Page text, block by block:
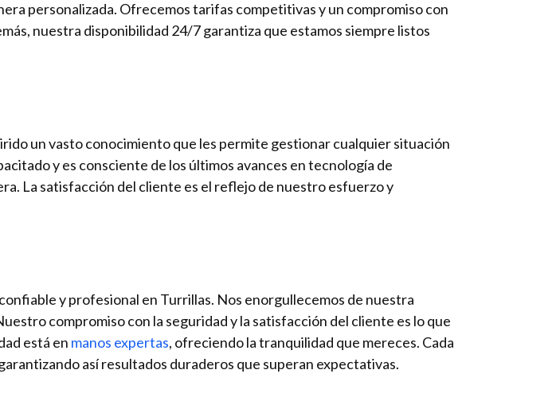
personalizada. Ofrecemos tarifas competitivas y un compromiso con
nuestra disponibilidad 24/7 garantiza que estamos siempre listos
un vasto conocimiento que les permite gestionar cualquier situación
y es consciente de los últimos avances en tecnología de
La satisfacción del cliente es el reflejo de nuestro esfuerzo y
y profesional en Turrillas. Nos enorgullecemos de nuestra
compromiso con la seguridad y la satisfacción del cliente es lo que
está en manos expertas, ofreciendo la tranquilidad que mereces. Cada
así resultados duraderos que superan expectativas.